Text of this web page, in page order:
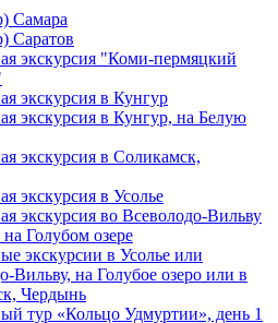
Самара
Саратов
экскурсия "Коми-пермяцкий
экскурсия в Кунгур
экскурсия в Кунгур, на Белую
экскурсия в Соликамск,
экскурсия в Усолье
экскурсия во Всеволодо-Вильву
Голубом озере
экскурсии в Усолье или
Вильву, на Голубое озеро или в
Чердынь
тур «Кольцо Удмуртии», день 1